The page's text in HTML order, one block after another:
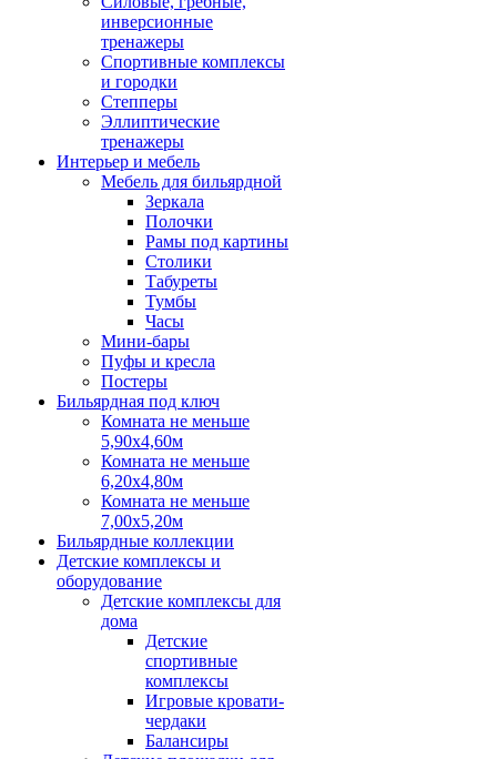
инверсионные
тренажеры
Спортивные комплексы
и городки
Степперы
Эллиптические
тренажеры
Интерьер и мебель
Мебель для бильярдной
Зеркала
Полочки
Рамы под картины
Столики
Табуреты
Тумбы
Часы
Мини-бары
Пуфы и кресла
Постеры
Бильярдная под ключ
Комната не меньше
5,90х4,60м
Комната не меньше
6,20х4,80м
Комната не меньше
7,00х5,20м
Бильярдные коллекции
Детские комплексы и
оборудование
Детские комплексы для
дома
Детские
спортивные
комплексы
Игровые кровати-
чердаки
Балансиры